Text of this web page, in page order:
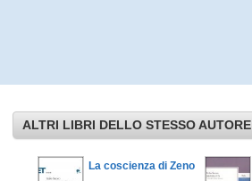
ALTRI LIBRI DELLO STESSO AUTORE
La coscienza di Zeno